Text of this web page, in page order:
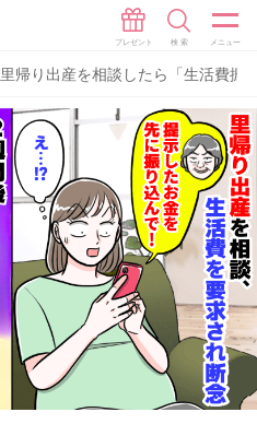
里帰り出産を相談したら「生活費